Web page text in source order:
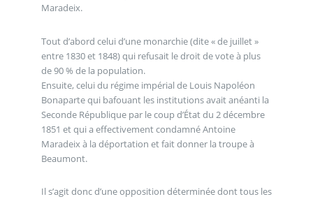
Maradeix.
Tout d’abord celui d’une monarchie (dite « de juillet »
entre 1830 et 1848) qui refusait le droit de vote à plus
de 90 % de la population.
Ensuite, celui du régime impérial de Louis Napoléon
Bonaparte qui bafouant les institutions avait anéanti la
Seconde République par le coup d’État du 2 décembre
1851 et qui a effectivement condamné Antoine
Maradeix à la déportation et fait donner la troupe à
Beaumont.
Il s’agit donc d’une opposition déterminée dont tous les